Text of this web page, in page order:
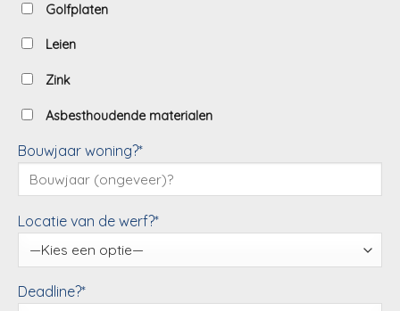
Golfplaten
Leien
Zink
Asbesthoudende materialen
Bouwjaar woning?*
Locatie van de werf?*
Deadline?*